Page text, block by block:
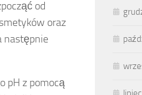
od
oraz
następnie
pH z pomocą